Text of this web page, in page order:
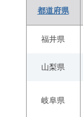
都道府県
福井県
山梨県
岐阜県